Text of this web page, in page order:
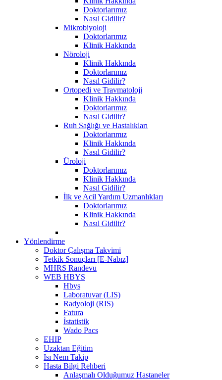
Doktorlarımız
Nasıl Gidilir?
Mikrobiyoloji
Doktorlarımız
Klinik Hakkında
Nöroloji
Klinik Hakkında
Doktorlarımız
Nasıl Gidilir?
Ortopedi ve Travmatoloji
Klinik Hakkında
Doktorlarımız
Nasıl Gidilir?
Ruh Sağlığı ve Hastalıkları
Doktorlarımız
Klinik Hakkında
Nasıl Gidilir?
Üroloji
Doktorlarımız
Klinik Hakkında
Nasıl Gidilir?
İlk ve Acil Yardım Uzmanlıkları
Doktorlarımız
Klinik Hakkında
Nasıl Gidilir?
Yönlendirme
Doktor Çalışma Takvimi
Tetkik Sonuçları [E-Nabız]
MHRS Randevu
WEB HBYS
Hbys
Laboratuvar (LIS)
Radyoloji (RIS)
Fatura
İstatistik
Wado Pacs
EHIP
Uzaktan Eğitim
Isı Nem Takip
Hasta Bilgi Rehberi
Anlaşmalı Olduğumuz Hastaneler